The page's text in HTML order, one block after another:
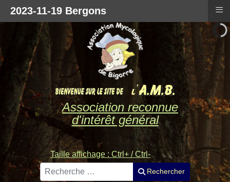
Association reconnue
d'intérêt général
Taille affichage : Ctrl+ / Ctrl-
Rechercher
Rechercher
2023-11-19 Bergons ≡